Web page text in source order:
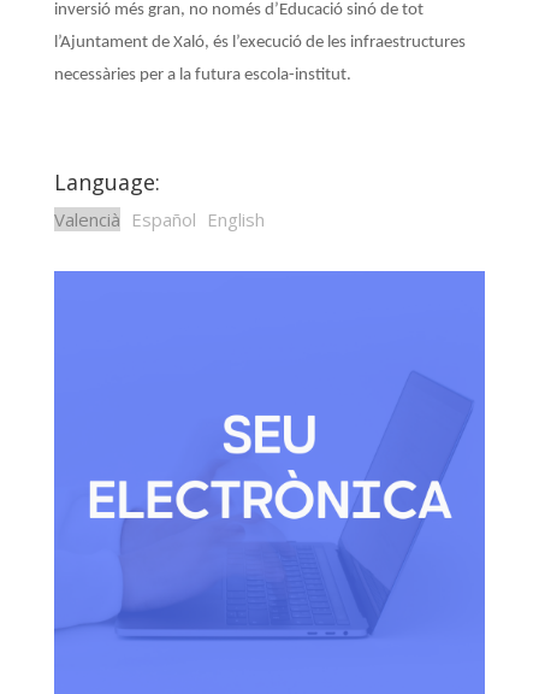
inversió més gran, no només d’Educació sinó de tot
l’Ajuntament de Xaló, és l’execució de les infraestructures
necessàries per a la futura escola-institut.
Language:
Valencià Español English